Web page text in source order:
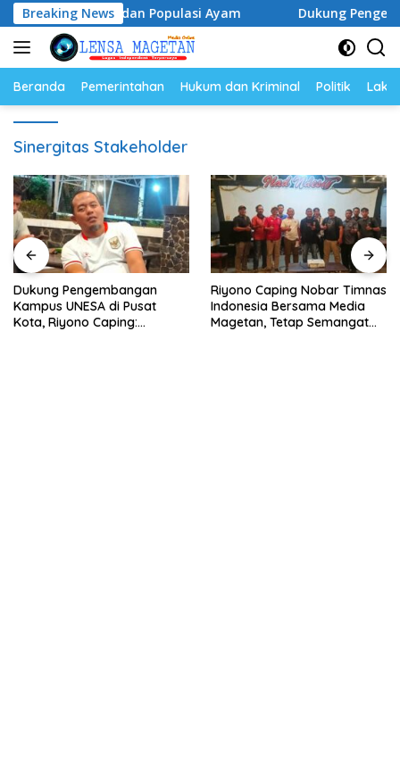
Langsung
ke
konten
Breaking News
Telur dan Populasi Ayam Dukung Pengembangan
Beranda Pemerintahan Hukum dan Kriminal Politik
Sinergitas Stakeholder
Dukung Pengembangan
Kampus UNESA di Pusat
Kota, Riyono Caping:
Riyono Caping Nobar Timnas
Indonesia Bersama Media
Magetan, Tetap Semangat